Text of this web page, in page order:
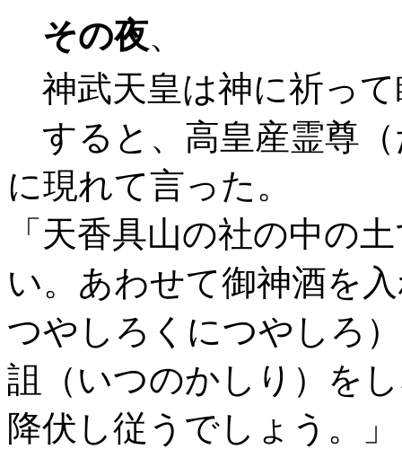
その夜、
神武天皇は神に祈って
すると、高皇産霊尊
に現れて言った。
「天香具山の社の中の
い。あわせて御神酒を
つやしろくにつやしろ
詛（いつのかしり）を
降伏し従うでしょう。」